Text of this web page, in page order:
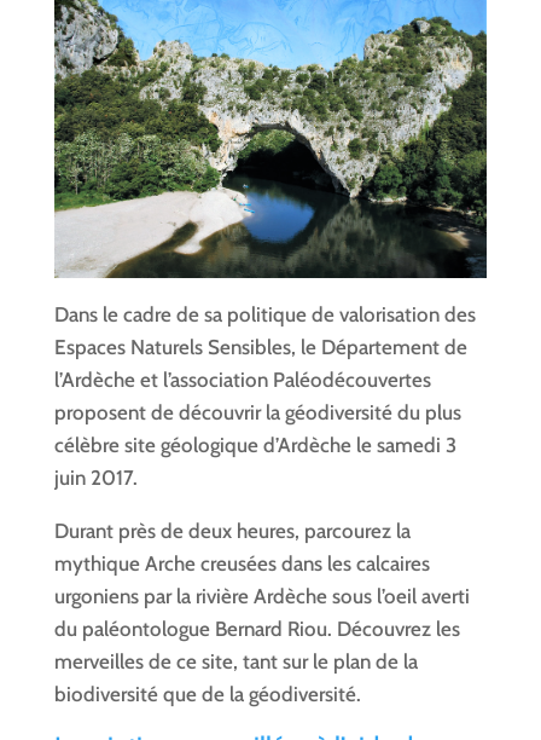
Dans le cadre de sa politique de valorisation des
Espaces Naturels Sensibles, le Département de
l’Ardèche et l’association Paléodécouvertes
proposent de découvrir la géodiversité du plus
célèbre site géologique d’Ardèche le samedi 3
juin 2017.
Durant près de deux heures, parcourez la
mythique Arche creusées dans les calcaires
urgoniens par la rivière Ardèche sous l’oeil averti
du paléontologue Bernard Riou. Découvrez les
merveilles de ce site, tant sur le plan de la
biodiversité que de la géodiversité.